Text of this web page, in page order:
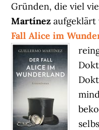
Gründen, die viel
Martínez aufgeklärt
Fall Alice im